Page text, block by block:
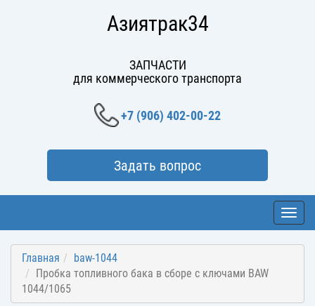
Азиятрак34
ЗАПЧАСТИ
для коммерческого транспорта
+7 (906) 402-00-22
Задать вопрос
Главная
baw-1044
Пробка топливного бака в сборе с ключами BAW
1044/1065